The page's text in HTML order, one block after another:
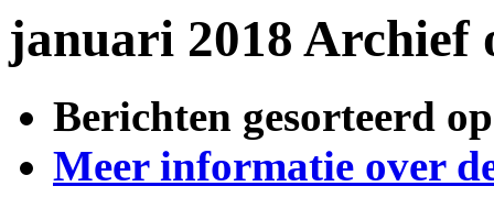
januari 2018 Archief
Berichten gesorteerd
Meer informatie over